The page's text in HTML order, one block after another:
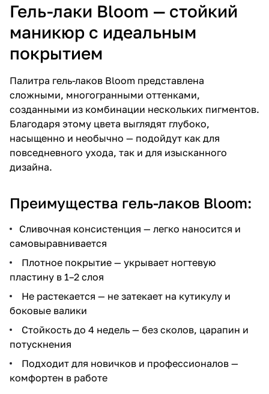
Гель-лаки Bloom — стойкий
маникюр с идеальным
покрытием
Палитра гель-лаков Bloom представлена
сложными, многогранными оттенками,
созданными из комбинации нескольких пигментов.
Благодаря этому цвета выглядят глубоко,
насыщенно и необычно — подойдут как для
повседневного ухода, так и для изысканного
дизайна.
Преимущества гель-лаков Bloom:
Сливочная консистенция — легко наносится и
самовыравнивается
Плотное покрытие — укрывает ногтевую
пластину в 1–2 слоя
Не растекается — не затекает на кутикулу и
боковые валики
Стойкость до 4 недель — без сколов, царапин и
потускнения
Подходит для новичков и профессионалов —
комфортен в работе